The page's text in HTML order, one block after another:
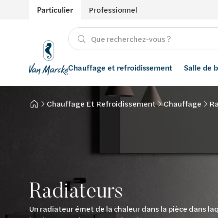
Particulier Professionnel
Chauffage et refroidissement
Chauffage
Salle de
Produits
Marques
Énergies renouvelables
Récupération de l'eau de pluie
Smart Home
Adoucisseurs d’eau
Chauffage Et Refroidissement Chauffage
Radiateurs
Un radiateur émet de la chaleur dans la pièce dans